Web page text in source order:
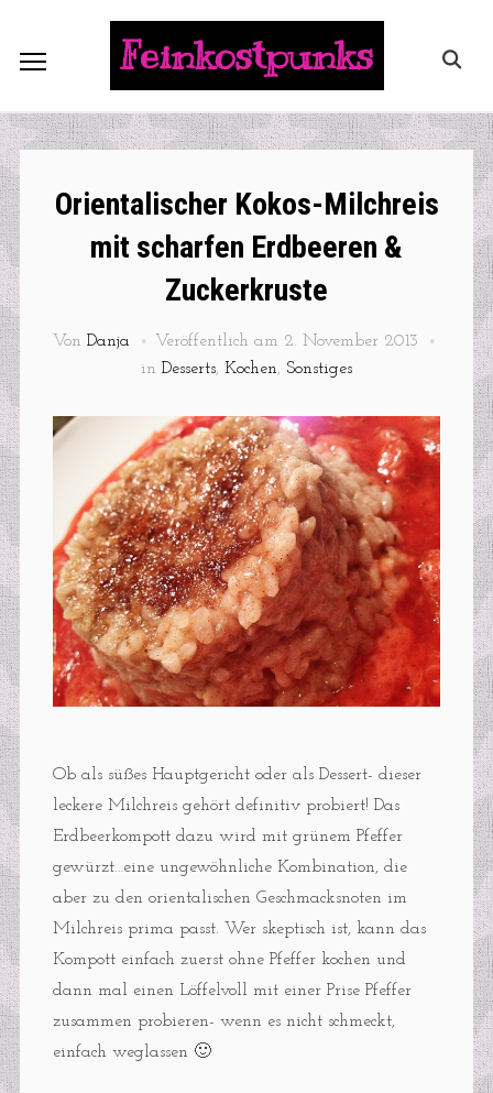
Feinkostpunks
Orientalischer Kokos-Milchreis
mit scharfen Erdbeeren &
Zuckerkruste
Von Danja Veröffentlich am 2. November 2013
in Desserts, Kochen, Sonstiges
Ob als süßes Hauptgericht oder als Dessert- dieser
leckere Milchreis gehört definitiv probiert! Das
Erdbeerkompott dazu wird mit grünem Pfeffer
gewürzt…eine ungewöhnliche Kombination, die
aber zu den orientalischen Geschmacksnoten im
Milchreis prima passt. Wer skeptisch ist, kann das
Kompott einfach zuerst ohne Pfeffer kochen und
dann mal einen Löffelvoll mit einer Prise Pfeffer
zusammen probieren- wenn es nicht schmeckt,
einfach weglassen 🙂